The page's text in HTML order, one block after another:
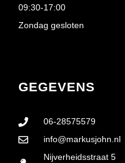
GEGEVENS
06-28575579
info@markusjohn.nl
Nijverheidsstraat 5
09:30-17:00
Zondag gesloten